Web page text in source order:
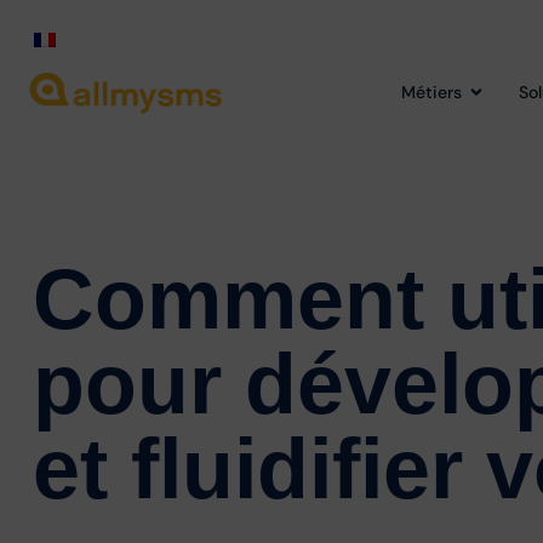
Métiers
Comment
pour
et fluidifier